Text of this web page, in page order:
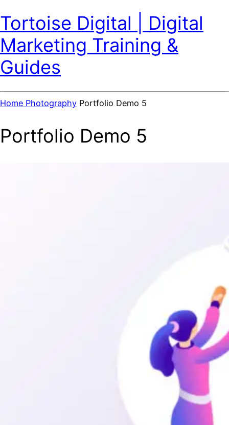
Tortoise Digital | Digital
Marketing Training &
Guides
Home Photography Portfolio Demo 5
Portfolio Demo 5